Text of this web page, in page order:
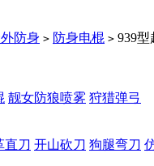
防身 > 防身电棍 > 939
靓女防狼喷雾 狩猎弹弓
直刀 开山砍刀 狗腿弯刀